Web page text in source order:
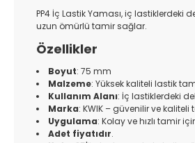
PP4 İç Lastik Yaması, iç lastiklerdeki
uzun ömürlü tamir sağlar.
Özellikler
Boyut: 75 mm
Malzeme: Yüksek kaliteli lastik
Kullanım Alanı: İç lastiklerdeki
Marka: KWIK – güvenilir ve
Uygulama: Kolay ve hızlı tamir
Adet fiyatıdır.